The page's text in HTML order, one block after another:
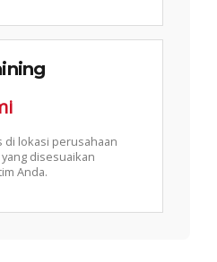
di lokasi perusahaan
disesuaikan
Anda.